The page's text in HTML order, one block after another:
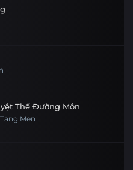
Thế Đường Môn
Men